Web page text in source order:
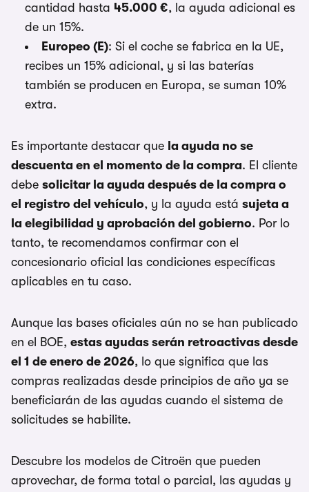
cantidad hasta 45.000 €, la ayuda adicional es
de un 15%.
Europeo (E): Si el coche se fabrica en la UE,
recibes un 15% adicional, y si las baterías
también se producen en Europa, se suman 10%
extra.
Es importante destacar que la ayuda no se
descuenta en el momento de la compra. El cliente
debe solicitar la ayuda después de la compra o
el registro del vehículo, y la ayuda está sujeta a
la elegibilidad y aprobación del gobierno. Por lo
tanto, te recomendamos confirmar con el
concesionario oficial las condiciones específicas
aplicables en tu caso.
Aunque las bases oficiales aún no se han publicado
en el BOE, estas ayudas serán retroactivas desde
el 1 de enero de 2026, lo que significa que las
compras realizadas desde principios de año ya se
beneficiarán de las ayudas cuando el sistema de
solicitudes se habilite.
Descubre los modelos de Citroën que pueden
aprovechar, de forma total o parcial, las ayudas y